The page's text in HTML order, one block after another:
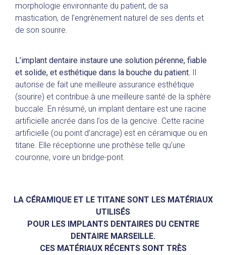
morphologie environnante du patient, de sa
mastication, de l’engrènement naturel de ses dents et
de son sourire.
L’implant dentaire instaure une solution pérenne, fiable
et solide, et esthétique dans la bouche du patient. Il
autorise de fait une meilleure assurance esthétique
(sourire) et contribue à une meilleure santé de la sphère
buccale. En résumé, un implant dentaire est une racine
artificielle ancrée dans l’os de la gencive. Cette racine
artificielle (ou point d’ancrage) est en céramique ou en
titane. Elle réceptionne une prothèse telle qu’une
couronne, voire un bridge-pont.
LA CÉRAMIQUE ET LE TITANE SONT LES MATÉRIAUX
UTILISÉS
POUR LES IMPLANTS DENTAIRES DU CENTRE
DENTAIRE MARSEILLE.
CES MATÉRIAUX RÉCENTS SONT TRÈS